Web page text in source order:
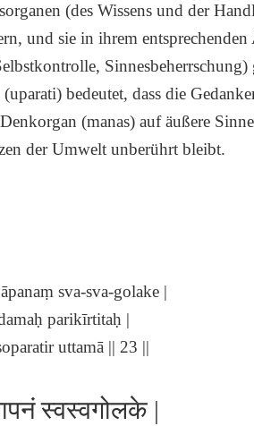
(des Wissens und der
und sie in ihrem
Sinnesbeherrschung)
bedeutet, dass die
(manas) auf äußere
der Umwelt unberührt bleibt.
sva-sva-golake |
parikīrtitaḥ |
uttamā || 23 ||
स्वस्वगोलके |